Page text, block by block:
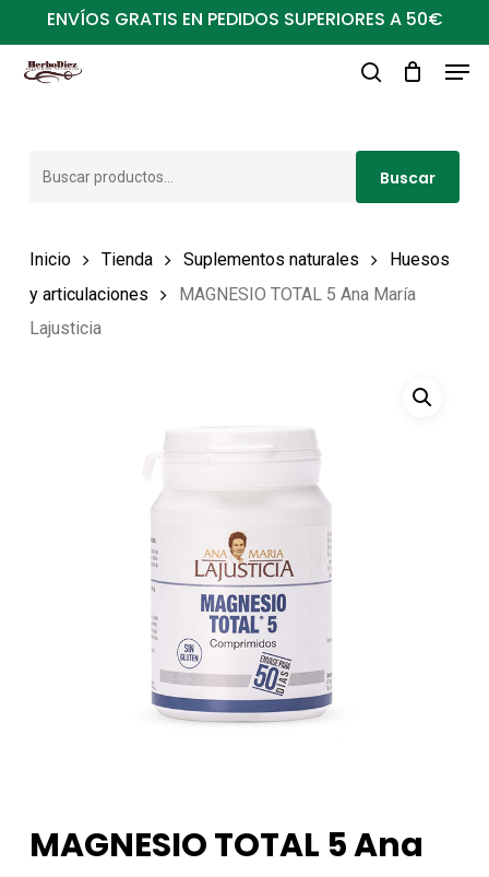
al
contenido
ENVÍOS GRATIS EN PEDIDOS SUPERIORES A 50€
Buscar
Inicio Tienda Suplementos naturales
Huesos
y articulaciones
MAGNESIO TOTAL 5 Ana María
Lajusticia
MAGNESIO TOTAL 5 Ana
Close